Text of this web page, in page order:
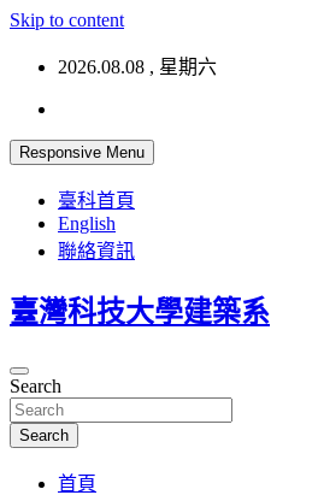
Skip to content
2026.08.08 , 星期六
Responsive Menu
臺科首頁
English
聯絡資訊
臺灣科技大學建築系
Search
Search
首頁